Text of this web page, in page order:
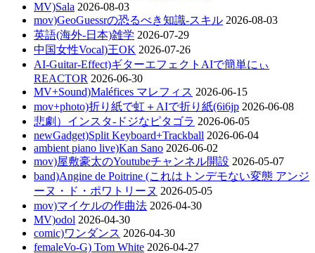
MV)Sala 2026-08-03
mov)GeoGuessrの恐るべき知識-スキル 2026-08-03
英語(海外-日本)雑学 2026-07-29
中国女性Vocal)王OK 2026-07-26
AI-Guitar-Effect)ギターエフェクトAIで簡単にぃ
REACTOR 2026-06-30
MV+Sound)Maléfices マレフィス 2026-06-15
mov+photo)折り紙で虹＋AIで折り紙(6i6jp 2026-06-08
悲劇）インスタ-ドジなピタゴラ 2026-06-05
newGadget)Split Keyboard+Trackball 2026-06-04
ambient piano live)Kan Sano 2026-06-02
mov)屋敷豪太のYoutubeチャンネル開設 2026-05-07
band)Angine de Poitrine (これはトンデモない変態 アンジ
ーヌ・ド・ポワトリーヌ 2026-05-05
mov)マイケルの作曲法 2026-04-30
MV)odol 2026-04-30
comic)ワンダンス 2026-04-30
femaleVo-G) Tom White 2026-04-27